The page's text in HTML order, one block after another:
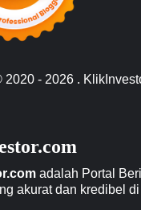
- 2026 .
adalah Portal
akurat dan kredibel